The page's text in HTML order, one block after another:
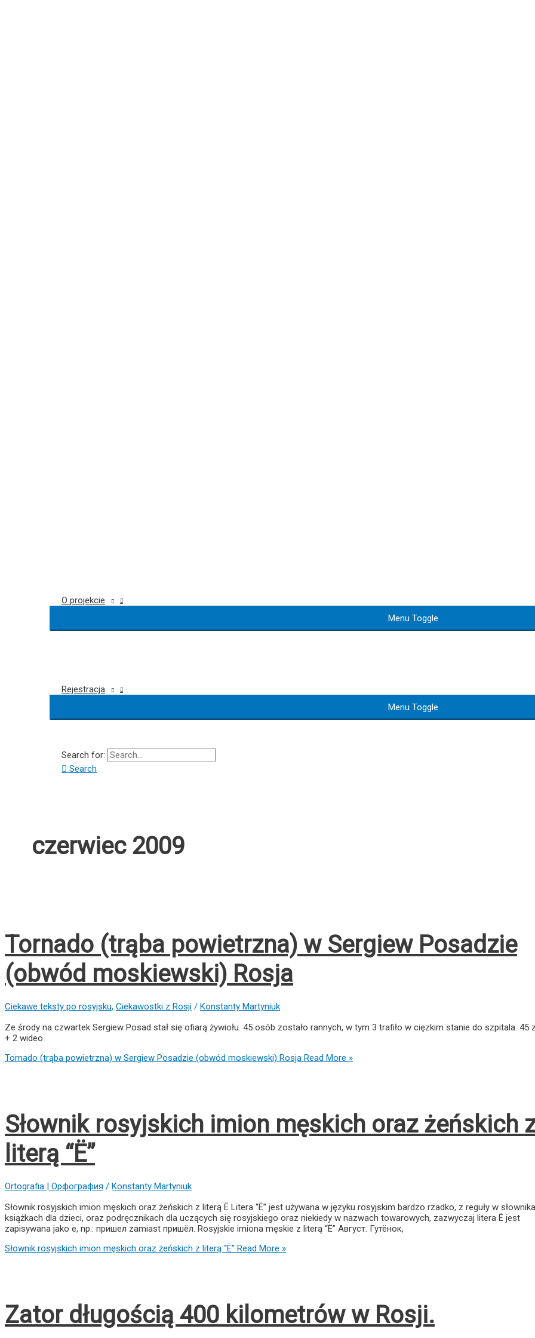
O projekcie
Menu Toggle
Rejestracja
Menu Toggle
Search for:
Search
czerwiec 2009
Tornado (trąba powietrzna) w Sergiew Posadzie
(obwód moskiewski) Rosja
Ciekawe teksty po rosyjsku, Ciekawostki z Rosji / Konstanty Martyniuk
Ze środy na czwartek Sergiew Posad stał się ofiarą żywiołu. 45 osób zostało rannych, w tym 3 trafiło w cięzkim stanie do szpitala. 45
+ 2 wideo
Tornado (trąba powietrzna) w Sergiew Posadzie (obwód moskiewski) Rosja Read More »
Słownik rosyjskich imion męskich oraz żeńskich
literą “Ё”
Ortografia | Орфография / Konstanty Martyniuk
Słownik rosyjskich imion męskich oraz żeńskich z literą Ё Litera “Ё” jest używana w języku rosyjskim bardzo rzadko, z reguły w
książkach dla dzieci, oraz podręcznikach dla uczących się rosyjskiego oraz niekiedy w nazwach towarowych, zazwyczaj litera Ё jest
zapisywana jako е, np.: пришел zamiast пришёл. Rosyjskie imiona męskie z literą “Ё” Август. Гутёнок,
Słownik rosyjskich imion męskich oraz żeńskich z literą “Ё” Read More »
Zator długością 400 kilometrów w Rosji.